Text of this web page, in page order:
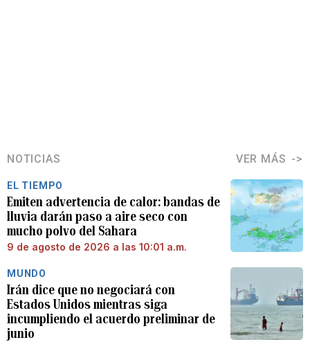
NOTICIAS VER MÁS
EL TIEMPO
Emiten advertencia de calor: bandas de
lluvia darán paso a aire seco con
mucho polvo del Sahara
9 de agosto de 2026 a las 10:01 a.m.
MUNDO
Irán dice que no negociará con
Estados Unidos mientras siga
incumpliendo el acuerdo preliminar de
junio